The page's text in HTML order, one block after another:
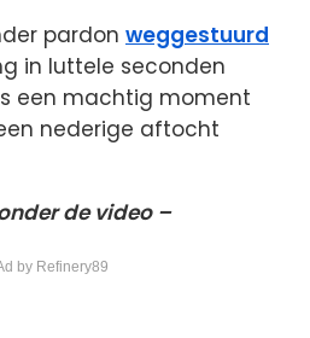
pardon weggestuurd
in luttele seconden
een machtig moment
nederige aftocht
de video –
by Refinery89